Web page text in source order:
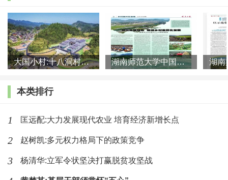
时，一致夸我的磨推得好，这是我的唯一能获得他们认可的
优点。一大盆掺着玉米、番薯的杂粮磨完，天刚放亮，我要
乘看青人尚未下“湖”，把猪草割回。吃完早饭再下“湖”割杂
略。我常恨自己生得太晚，否则定能像电影中的小英雄一样
秋天到来时，白杨树脱光了绿叶，青青的小麦稀疏地分
大国小村:十八洞村的现代变迁是一道美丽的风景线 湖南师范大学中国乡村振兴研究院课题组:突出地域特色 推进乡村
本类排行
1 匡远配:大力发展现代农业 培育经济新增长点
2 赵树凯:多元权力格局下的政策竞争
3 杨清华:立军令状坚决打赢脱贫攻坚战